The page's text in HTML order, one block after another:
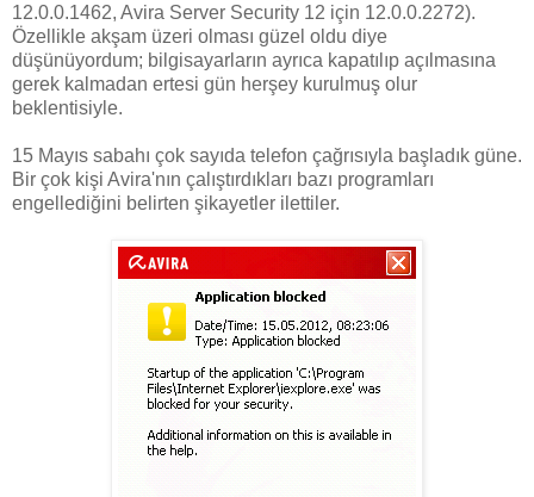
12.0.0.1462, Avira Server Security 12 için 12.0.0.2272).
Özellikle akşam üzeri olması güzel oldu diye
düşünüyordum; bilgisayarların ayrıca kapatılıp açılmasına
gerek kalmadan ertesi gün herşey kurulmuş olur
beklentisiyle.
15 Mayıs sabahı çok sayıda telefon çağrısıyla başladık güne.
Bir çok kişi Avira'nın çalıştırdıkları bazı programları
engellediğini belirten şikayetler ilettiler.